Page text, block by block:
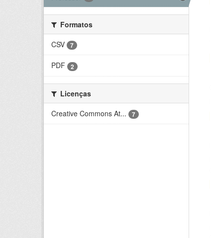
Formatos
CSV
7
PDF 2
Licenças
Creative Commons At...
7